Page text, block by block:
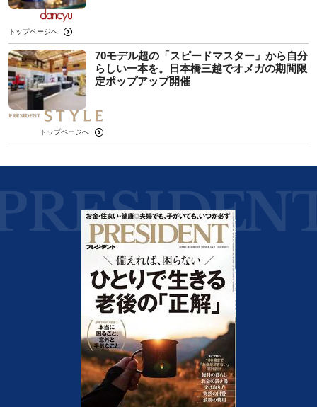
トップページへ
70モデル超の「スピードマスター」から自分
らしい一本を。日本橋三越でオメガの期間限
定ポップアップ開催
トップページへ